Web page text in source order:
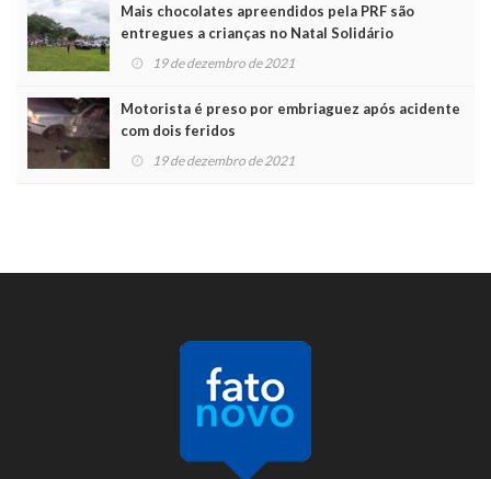
Mais chocolates apreendidos pela PRF são
entregues a crianças no Natal Solidário
19 de dezembro de 2021
Motorista é preso por embriaguez após acidente
com dois feridos
19 de dezembro de 2021